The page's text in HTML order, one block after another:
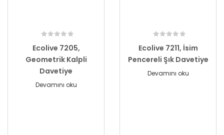
Ecolive 7205,
Geometrik Kalpli
Davetiye
Devamını oku
Ecolive 7211, İsim
Pencereli Şık Davetiye
Devamını oku